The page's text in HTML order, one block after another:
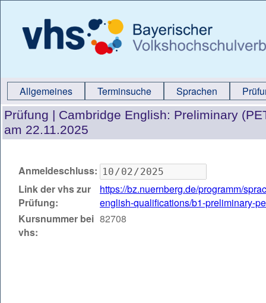
Allgemeines Terminsuche Sprachen
Prüfung | Cambridge English: Preliminary
am 22.11.2025
Anmeldeschluss:
Link der vhs zur
Prüfung:
https://bz.nuernberg.de/programm/
english-qualifications/b1-preliminary-
Kursnummer bei
vhs:
82708